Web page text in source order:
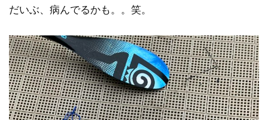
だいぶ、病んでるかも。。笑。